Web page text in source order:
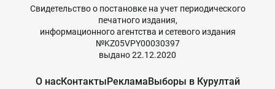
Свидетельство о постановке на учет периодического
печатного издания,
информационного агентства и сетевого издания
№KZ05VPY00030397
выдано 22.12.2020
О насКонтактыРекламаВыборы в Курултай